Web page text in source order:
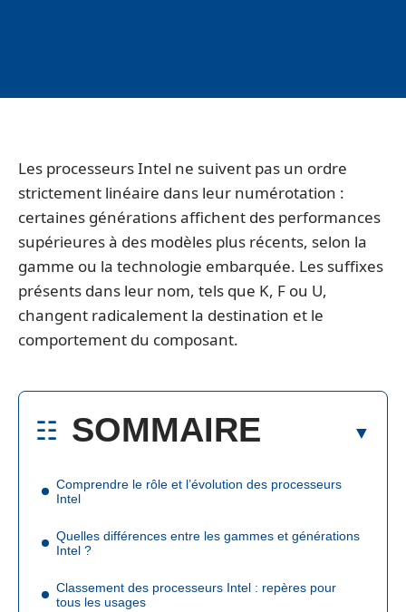
Les processeurs Intel ne suivent pas un ordre
strictement linéaire dans leur numérotation :
certaines générations affichent des performances
supérieures à des modèles plus récents, selon la
gamme ou la technologie embarquée. Les suffixes
présents dans leur nom, tels que K, F ou U,
changent radicalement la destination et le
comportement du composant.
SOMMAIRE
Comprendre le rôle et l’évolution des processeurs
Intel
Quelles différences entre les gammes et générations
Intel ?
Classement des processeurs Intel : repères pour
tous les usages